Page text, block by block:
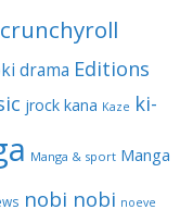
crunchyroll
drama Editions
jrock kana Kaze ki-
Manga & sport Manga
nobi nobi noeve